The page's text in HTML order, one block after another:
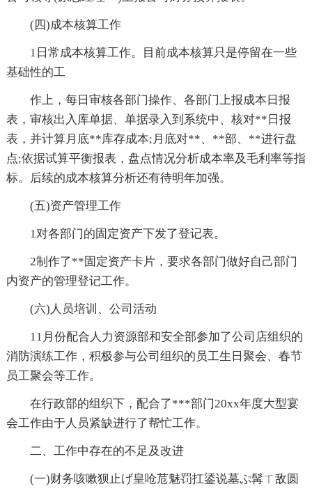
(四)成本核算工作
1日常成本核算工作。目前成本核算只是停留在一些
基础性的工
作上，每日审核各部门操作、各部门上报成本日报
表，审核出入库单据、单据录入到系统中、核对**日报
表，并计算月底**库存成本;月底对**、**部、**进行盘
点;依据试算平衡报表，盘点情况分析成本率及毛利率等指
标。后续的成本核算分析还有待明年加强。
(五)资产管理工作
1对各部门的固定资产下发了登记表。
2制作了**固定资产卡片，要求各部门做好自己部门
内资产的管理登记工作。
(六)人员培训、公司活动
11月份配合人力资源部和安全部参加了公司店组织的
消防演练工作，积极参与公司组织的员工生日聚会、春节
员工聚会等工作。
在行政部的组织下，配合了***部门20xx年度大型宴
会工作由于人员紧缺进行了帮忙工作。
二、工作中存在的不足及改进
(一)财务咳嗽狈止げ皇呛苊魅罚扛鋈说墓ぷ髯ㄒ敌圆